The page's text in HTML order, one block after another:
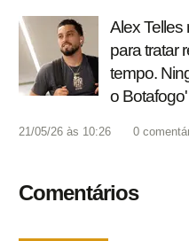
Alex Telles
para tratar
tempo.
o Botafogo'
21/05/26 às 10:26 0
Comentários